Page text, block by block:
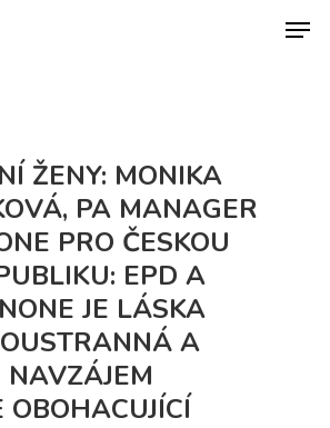
ŽENY: MONIKA
PA MANAGER
PRO ČESKOU
EPD A
JE LÁSKA
A
NAVZÁJEM
OBOHACUJÍCÍ